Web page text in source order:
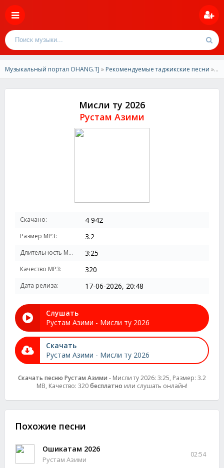
Музыкальный портал OHANG.TJ » Рекомендуемые таджикские песни » Рустам Азими-Мисли ту 2026
Мисли ту 2026
Рустам Азими
Скачано: 4 942
Размер MP3: 3.2
Длительность MP3: 3:25
Качество MP3: 320
Дата релиза: 17-06-2026, 20:48
Слушать
Рустам Азими - Мисли ту 2026
Скачать
Рустам Азими - Мисли ту 2026
Скачать песню Рустам Азими - Мисли ту 2026: 3:25, Размер: 3.2
MB, Качество: 320бесплатно или слушать онлайн!
Похожие песни
Ошикатам 2026
Рустам Азими
02:54